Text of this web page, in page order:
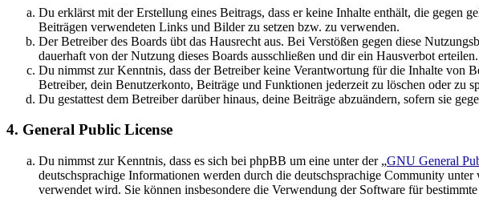
Du erklärst mit der Erstellung eines Beitrags, dass er keine Inhalte enthält, die gegen
Beiträgen verwendeten Links und Bilder zu setzen bzw. zu verwenden.
Der Betreiber des Boards übt das Hausrecht aus. Bei Verstößen gegen diese
dauerhaft von der Nutzung dieses Boards ausschließen und dir ein Hausverbot erteilen.
Du nimmst zur Kenntnis, dass der Betreiber keine Verantwortung für die Inhalte von
Betreiber, dein Benutzerkonto, Beiträge und Funktionen jederzeit zu löschen oder zu
Du gestattest dem Betreiber darüber hinaus, deine Beiträge abzuändern, sofern sie
4. General Public License
Du nimmst zur Kenntnis, dass es sich bei phpBB um eine unter der „GNU General
deutschsprachige Informationen werden durch die deutschsprachige Community
verwendet wird. Sie können insbesondere die Verwendung der Software für